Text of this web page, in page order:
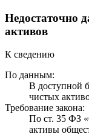
Недостаточно
активов
К сведению
По данным:
В доступной
чистых
Требование закона:
По ст. 35 ФЗ
активы